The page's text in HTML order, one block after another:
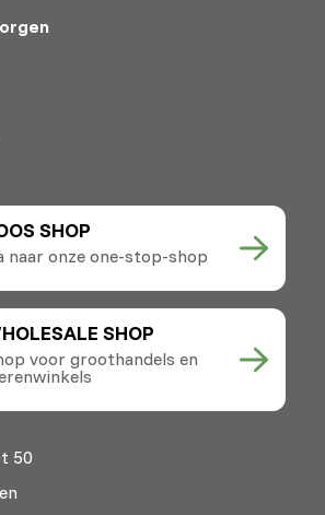
SHOP
naar onze one-stop-shop
SHOP
voor groothandels en
50